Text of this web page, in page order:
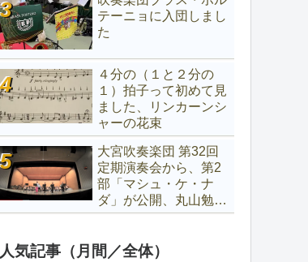
テーニョに入団しまし
た
４分の（１と２分の
１）拍子って初めて見
ました、リンカーンシ
ャーの花束
大宮吹奏楽団 第32回
定期演奏会から、第2
部「マシュ・ケ・ナ
ダ」が公開、丸山勉プ
ロなど堪能できます
人気記事（月間／全体）